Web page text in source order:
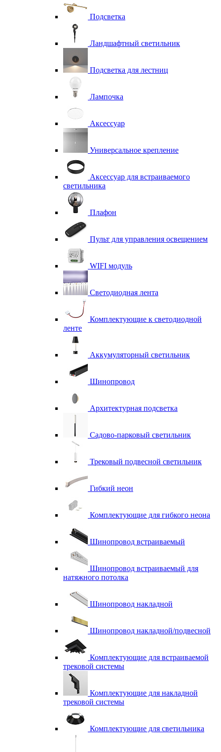
Подсветка
Ландшафтный светильник
Подсветка для лестниц
Лампочка
Аксессуар
Универсальное крепление
Аксессуар для встраиваемого
светильника
Плафон
Пульт для управления освещением
WIFI модуль
Светодиодная лента
Комплектующие к светодиодной
ленте
Аккумуляторный светильник
Шинопровод
Архитектурная подсветка
Садово-парковый светильник
Трековый подвесной светильник
Гибкий неон
Комплектующие для гибкого неона
Шинопровод встраиваемый
Шинопровод встраиваемый для
натяжного потолка
Шинопровод накладной
Шинопровод накладной/подвесной
Комплектующие для встраиваемой
трековой системы
Комплектующие для накладной
трековой системы
Комплектующие для светильника